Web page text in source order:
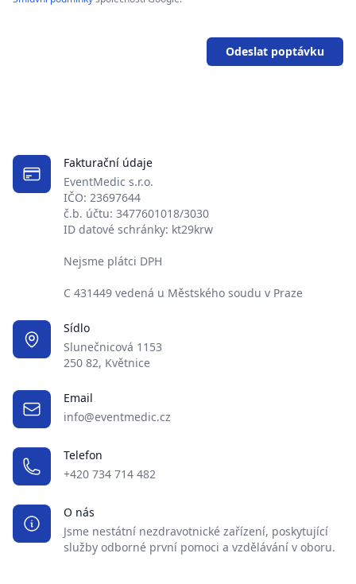
Fakturační údaje
EventMedic s.r.o.
IČO: 23697644
č.b. účtu: 3477601018/3030
ID datové schránky: kt29krw
Nejsme plátci DPH
C 431449 vedená u Městského soudu v Praze
Sídlo
Slunečnicová 1153
250 82, Květnice
Email
info@eventmedic.cz
Telefon
+420 734 714 482
O nás
Jsme nestátní nezdravotnické zařízení, poskytující
služby odborné první pomoci a vzdělávání v oboru.
Odeslat poptávku